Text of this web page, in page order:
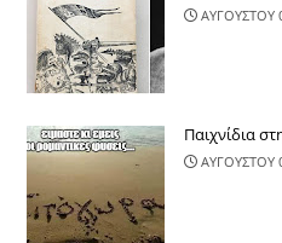
ΑΥΓΟΥΣΤΟΥ
Παιχνίδια
ΑΥΓΟΥΣΤΟΥ